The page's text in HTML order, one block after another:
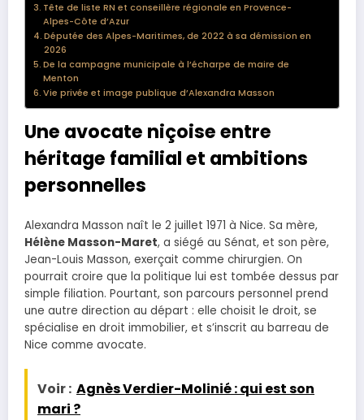
Tête de liste RN et conseillère régionale en Provence-
Alpes-Côte d’Azur
Députée des Alpes-Maritimes, de 2022 à sa démission en
2026
De la campagne municipale à l’écharpe de maire de
Menton
Vie privée et image publique d’Alexandra Masson
Une avocate niçoise entre
héritage familial et ambitions
personnelles
Alexandra Masson naît le 2 juillet 1971 à Nice. Sa mère,
Hélène Masson-Maret, a siégé au Sénat, et son père,
Jean-Louis Masson, exerçait comme chirurgien. On
pourrait croire que la politique lui est tombée dessus par
simple filiation. Pourtant, son parcours personnel prend
une autre direction au départ : elle choisit le droit, se
spécialise en droit immobilier, et s’inscrit au barreau de
Nice comme avocate.
Voir : Agnès Verdier-Molinié : qui est son
mari ?